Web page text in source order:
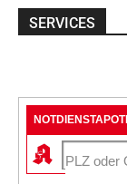
SERVICES